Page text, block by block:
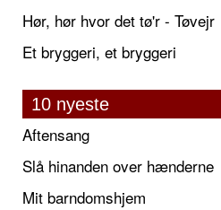
Hør, hør hvor det tø'r - Tøvejr
Et bryggeri, et bryggeri
10 nyeste
Aftensang
Slå hinanden over hænderne
Mit barndomshjem